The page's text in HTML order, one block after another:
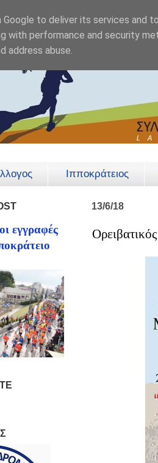
Ιπποκράτειος
13/6/18
εγγραφές
to deliver its services and
with performance and security
address abuse.